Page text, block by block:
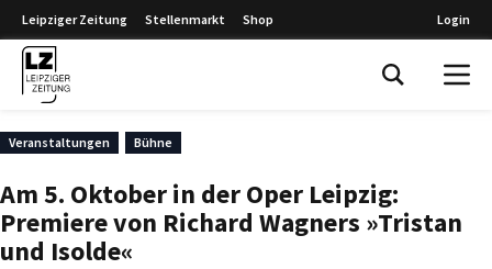
Leipziger Zeitung Stellenmarkt Shop Login
Veranstaltungen Bühne
Am 5. Oktober in der Oper Leipzig:
Premiere von Richard Wagners »Tristan
und Isolde«